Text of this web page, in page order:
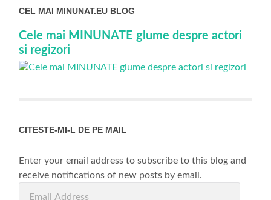
CEL MAI MINUNAT.EU BLOG
Cele mai MINUNATE glume despre actori
si regizori
CITESTE-MI-L DE PE MAIL
Enter your email address to subscribe to this blog and
receive notifications of new posts by email.